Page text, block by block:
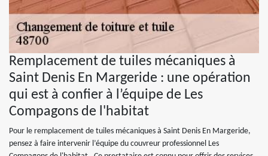
Remplacement de tuiles mécaniques à
Saint Denis En Margeride : une opération
qui est à confier à l’équipe de Les
Compagons de l'habitat
Pour le remplacement de tuiles mécaniques à Saint Denis En Margeride,
pensez à faire intervenir l’équipe du couvreur professionnel Les